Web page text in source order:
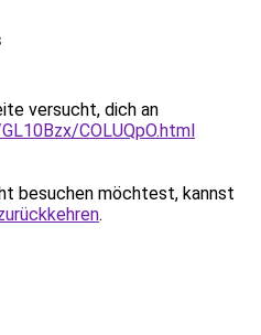
versucht, dich an
COLUQpO.html
besuchen möchtest, kannst
.